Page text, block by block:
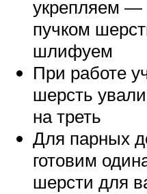
укрепляем —
пучком
шлифуем
При работе
шерсть
на треть
Для парных
готовим
шерсти для